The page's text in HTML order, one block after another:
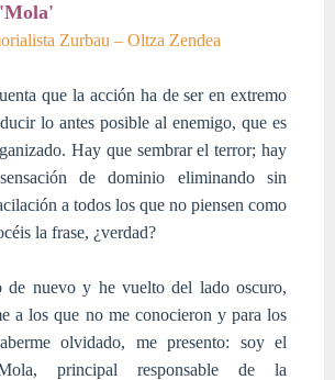
Zurbau – Oltza Zendea
que la acción ha de ser en extremo
lo antes posible al enemigo, que es
Hay que sembrar el terror; hay
de dominio eliminando sin
a todos los que no piensen como
la frase, ¿verdad?
de nuevo y he vuelto del lado oscuro,
a los que no me conocieron y para los
olvidado, me presento: soy el
principal responsable de la